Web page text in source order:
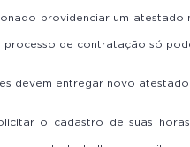
providenciar um
processo de contratação só
devem entregar novo
o cadastro de suas